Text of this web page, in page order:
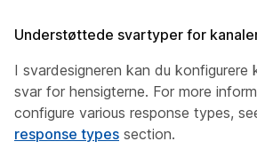
Understøttede svartyper for
I svardesigneren kan du konfigurere
svar for hensigterne. For more
configure various response types,
response types section.